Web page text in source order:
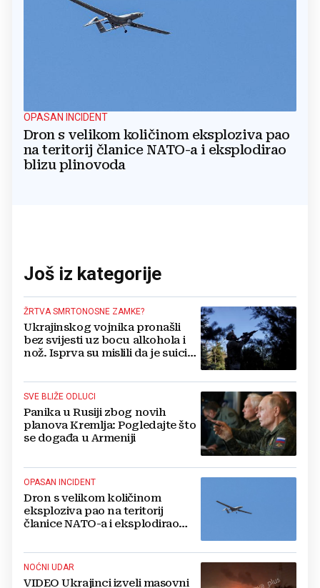
OPASAN INCIDENT
Dron s velikom količinom eksploziva pao
na teritorij članice NATO-a i eksplodirao
blizu plinovoda
Još iz kategorije
ŽRTVA SMRTONOSNE ZAMKE?
Ukrajinskog vojnika pronašli
bez svijesti uz bocu alkohola i
nož. Isprva su mislili da je suicid,
SVE BLIŽE ODLUCI
Panika u Rusiji zbog novih
planova Kremlja: Pogledajte što
se događa u Armeniji
OPASAN INCIDENT
Dron s velikom količinom
eksploziva pao na teritorij
članice NATO-a i eksplodirao
NOĆNI UDAR
VIDEO Ukrajinci izveli masovni